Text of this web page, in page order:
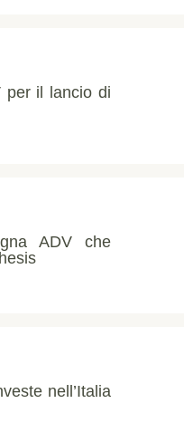
per il lancio di
ADV che
nell’Italia